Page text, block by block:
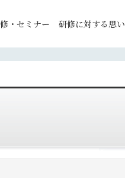
・セミナー 研修に対する思い